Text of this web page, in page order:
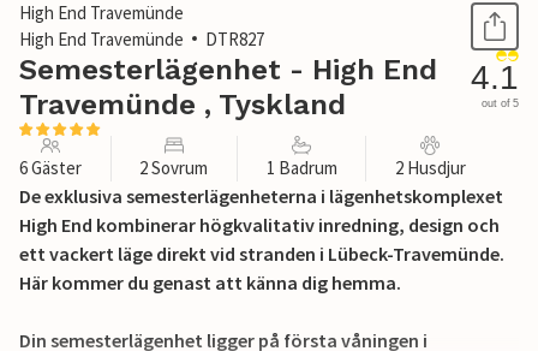
High End Travemünde
High End Travemünde
DTR827
Semesterlägenhet - High End
Travemünde , Tyskland
4.1
out of 5
6 Gäster 2 Sovrum 1 Badrum 2 Husdjur
De exklusiva semesterlägenheterna i lägenhetskomplexet
High End kombinerar högkvalitativ inredning, design och
ett vackert läge direkt vid stranden i Lübeck-Travemünde.
Här kommer du genast att känna dig hemma.
Din semesterlägenhet ligger på första våningen i